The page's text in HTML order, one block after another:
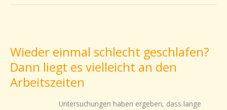
Wieder einmal schlecht geschlafen?
Dann liegt es vielleicht an den
Arbeitszeiten
Untersuchungen haben ergeben, dass lange
schlecht
geschlafen?
Dann
liegt